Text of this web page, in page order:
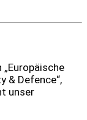
& Defence“,
unser